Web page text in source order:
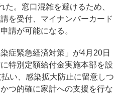
た。窓口混雑を避けるため、
を受付、マイナンバーカード
請が可能になる。
症緊急経済対策」が4月20日
特別定額給付金実施本部を設
い、感染拡大防止に留意しつ
つ的確に家計への支援を行な